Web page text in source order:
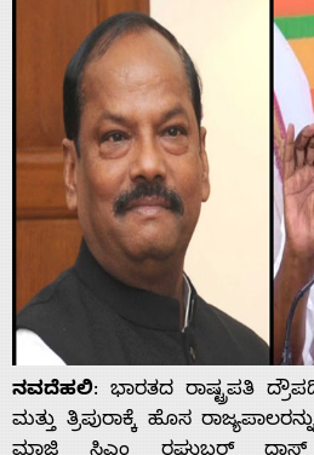
ನವದೆಹಲಿ: ಭಾರತದ ರಾಷ್ಟ್ರಪತಿ
ಮತ್ತು ತ್ರಿಪುರಾಕ್ಕೆ ಹೊಸ